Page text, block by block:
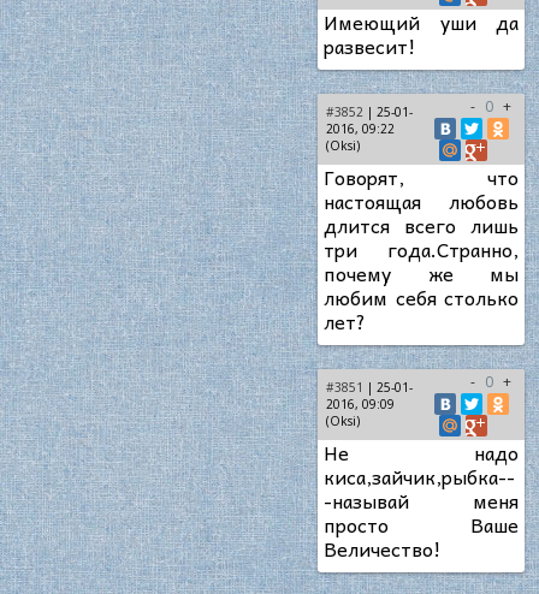
Имеющий уши да
развесит!
#3852 | 25-01-
2016, 09:22
(Oksi)
- 0 +
Говорят, что
настоящая любовь
длится всего лишь
три года.Странно,
почему же мы
любим себя столько
лет?
#3851 | 25-01-
2016, 09:09
(Oksi)
- 0 +
Не надо
киса,зайчик,рыбка--
-называй меня
просто Ваше
Величество!